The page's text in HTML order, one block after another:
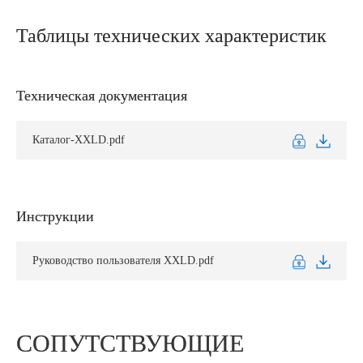
Таблицы технических характеристик
Техническая документация
Каталог-XXLD.pdf
Инструкции
Руководство пользователя XXLD.pdf
СОПУТСТВУЮЩИЕ